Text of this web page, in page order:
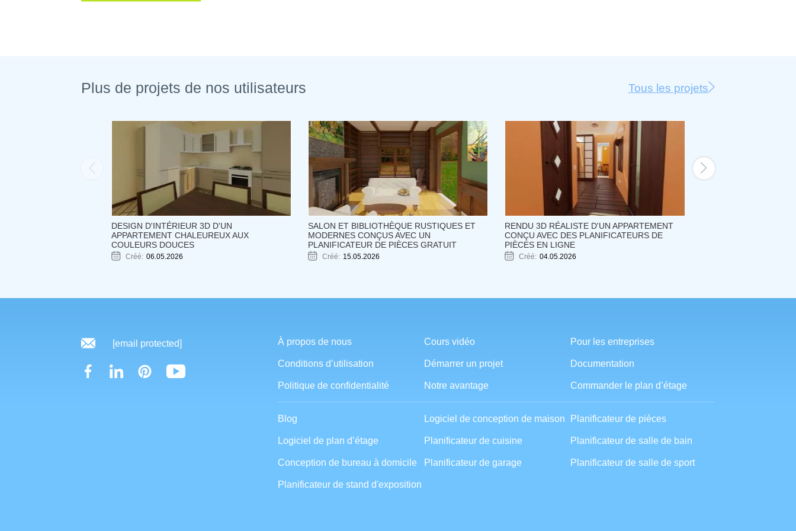
Plus de projets de nos utilisateurs Tous les projets
DESIGN D'INTÉRIEUR 3D D'UN
APPARTEMENT CHALEUREUX AUX
COULEURS DOUCES
Créé: 06.05.2026
SALON ET BIBLIOTHÈQUE RUSTIQUES ET
MODERNES CONÇUS AVEC UN
PLANIFICATEUR DE PIÈCES GRATUIT
Créé: 15.05.2026
RENDU 3D RÉALISTE D'UN APPARTEMENT
CONÇU AVEC DES PLANIFICATEURS DE
PIÈCES EN LIGNE
Créé: 04.05.2026
[email protected] À propos de nous Cours vidéo
Pour les entreprises
Conditions d’utilisation
Démarrer un projet
Documentation
Politique de confidentialité
Notre avantage Commander le plan d’étage
Blog Logiciel de conception de maison
Planificateur de pièces
Logiciel de plan d’étage
Planificateur de cuisine
Planificateur de salle de bain
Conception de bureau à domicile
Planificateur de garage
Planificateur de salle de sport
Planificateur de stand d'exposition